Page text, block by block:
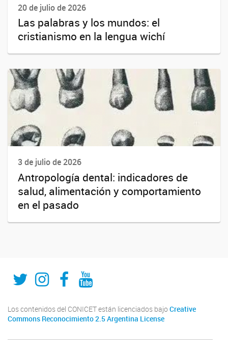
20 de julio de 2026
Las palabras y los mundos: el
cristianismo en la lengua wichí
3 de julio de 2026
Antropología dental: indicadores de
salud, alimentación y comportamiento
en el pasado
Twitter
Instagram
Fecebook
Youtube
Los contenidos del CONICET están licenciados bajo Creative
Commons Reconocimiento 2.5 Argentina License